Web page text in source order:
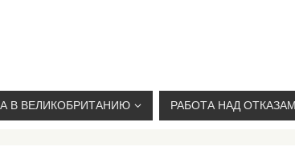
+7(926)734-03-33, +7(926)274-03-
В ВЕЛИКОБРИТАНИЮ РАБОТА НАД